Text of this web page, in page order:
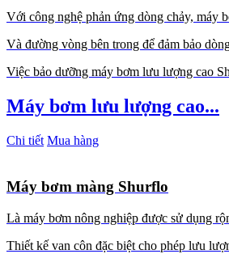
Với công nghệ phản ứng dòng chảy, máy
Và đường vòng bên trong để đảm bảo
Việc bảo dưỡng máy bơm lưu lượng cao
Máy bơm lưu lượng cao...
Chi tiết Mua hàng
Máy bơm màng Shurflo
Là máy bơm nông nghiệp được sử dụng
Thiết kế van côn đặc biệt cho phép lưu